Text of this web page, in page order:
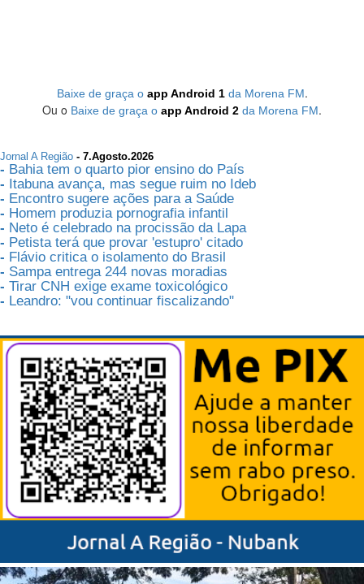
Baixe de graça o app Android 1da Morena FM.
Ou o Baixe de graça o app Android 2 da Morena FM.
Jornal A Região - 7.Agosto.2026
- Bahia tem o quarto pior ensino do País
- Itabuna avança, mas segue ruim no Ideb
- Encontro sugere ações para a Saúde
- Homem produzia pornografia infantil
- Neto é celebrado na procissão da Lapa
- Petista terá que provar 'estupro' citado
- Flávio critica o isolamento do Brasil
- Sampa entrega 244 novas moradias
- Tirar CNH exige exame toxicológico
- Leandro: "vou continuar fiscalizando"